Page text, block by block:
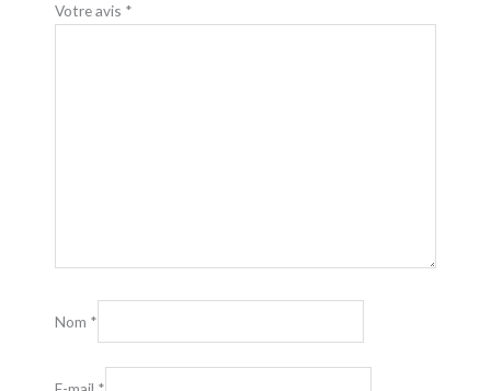
Votre avis *
Nom *